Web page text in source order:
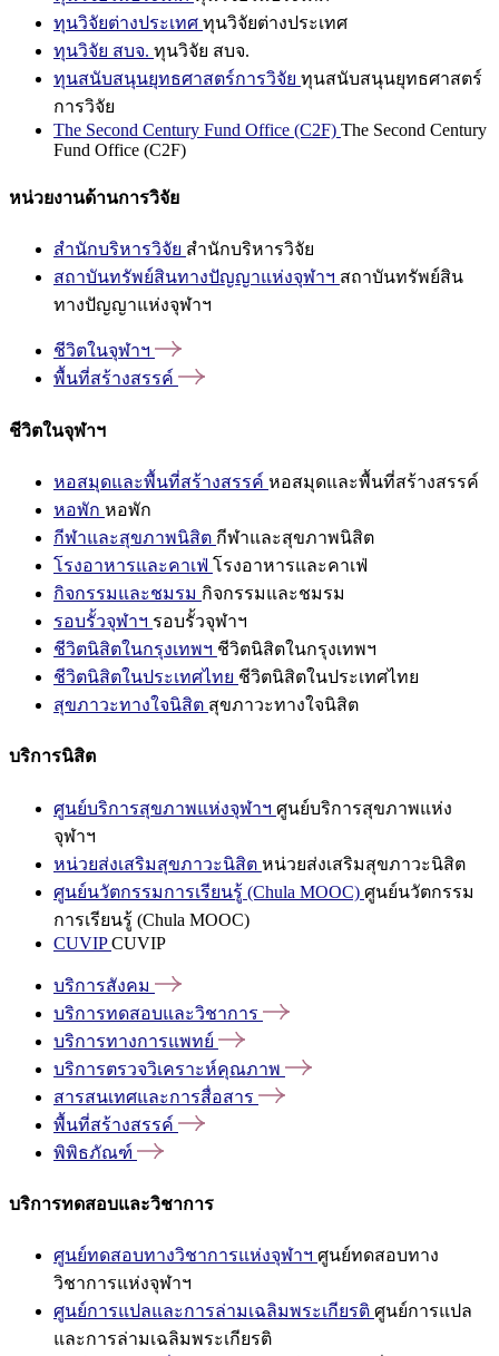
ทุนวิจัยต่างประเทศ ทุนวิจัยต่างประเทศ
ทุนวิจัย สบจ. ทุนวิจัย สบจ.
ทุนสนับสนุนยุทธศาสตร์การวิจัย ทุนสนับสนุนยุทธศาสตร์
การวิจัย
The Second Century Fund Office (C2F) The Second Century
Fund Office (C2F)
หน่วยงานด้านการวิจัย
สำนักบริหารวิจัย สำนักบริหารวิจัย
สถาบันทรัพย์สินทางปัญญาแห่งจุฬาฯ สถาบันทรัพย์สิน
ทางปัญญาแห่งจุฬาฯ
ชีวิตในจุฬาฯ
พื้นที่สร้างสรรค์
ชีวิตในจุฬาฯ
หอสมุดและพื้นที่สร้างสรรค์ หอสมุดและพื้นที่สร้างสรรค์
หอพัก หอพัก
กีฬาและสุขภาพนิสิต กีฬาและสุขภาพนิสิต
โรงอาหารและคาเฟ่ โรงอาหารและคาเฟ่
กิจกรรมและชมรม กิจกรรมและชมรม
รอบรั้วจุฬาฯ รอบรั้วจุฬาฯ
ชีวิตนิสิตในกรุงเทพฯ ชีวิตนิสิตในกรุงเทพฯ
ชีวิตนิสิตในประเทศไทย ชีวิตนิสิตในประเทศไทย
สุขภาวะทางใจนิสิต สุขภาวะทางใจนิสิต
บริการนิสิต
ศูนย์บริการสุขภาพแห่งจุฬาฯ ศูนย์บริการสุขภาพแห่ง
จุฬาฯ
หน่วยส่งเสริมสุขภาวะนิสิต หน่วยส่งเสริมสุขภาวะนิสิต
ศูนย์นวัตกรรมการเรียนรู้ (Chula MOOC) ศูนย์นวัตกรรม
การเรียนรู้ (Chula MOOC)
CUVIPCUVIP
บริการสังคม
บริการทดสอบและวิชาการ
บริการทางการแพทย์
บริการตรวจวิเคราะห์คุณภาพ
สารสนเทศและการสื่อสาร
พื้นที่สร้างสรรค์
พิพิธภัณฑ์
บริการทดสอบและวิชาการ
ศูนย์ทดสอบทางวิชาการแห่งจุฬาฯ ศูนย์ทดสอบทาง
วิชาการแห่งจุฬาฯ
ศูนย์การแปลและการล่ามเฉลิมพระเกียรติ ศูนย์การแปล
และการล่ามเฉลิมพระเกียรติ